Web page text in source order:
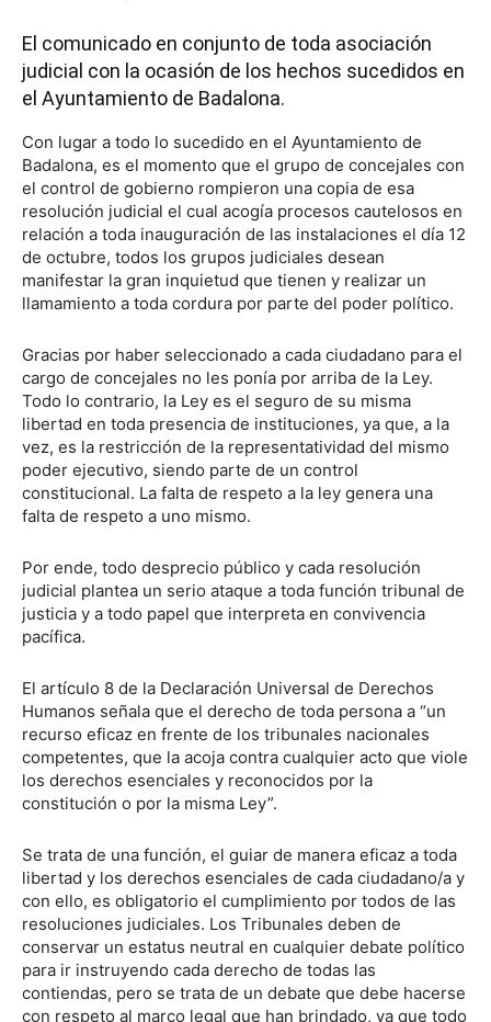
El comunicado en conjunto de toda asociación
judicial con la ocasión de los hechos sucedidos en
el Ayuntamiento de Badalona.
Con lugar a todo lo sucedido en el Ayuntamiento de
Badalona, es el momento que el grupo de concejales con
el control de gobierno rompieron una copia de esa
resolución judicial el cual acogía procesos cautelosos en
relación a toda inauguración de las instalaciones el día 12
de octubre, todos los grupos judiciales desean
manifestar la gran inquietud que tienen y realizar un
llamamiento a toda cordura por parte del poder político.
Gracias por haber seleccionado a cada ciudadano para el
cargo de concejales no les ponía por arriba de la Ley.
Todo lo contrario, la Ley es el seguro de su misma
libertad en toda presencia de instituciones, ya que, a la
vez, es la restricción de la representatividad del mismo
poder ejecutivo, siendo parte de un control
constitucional. La falta de respeto a la ley genera una
falta de respeto a uno mismo.
Por ende, todo desprecio público y cada resolución
judicial plantea un serio ataque a toda función tribunal de
justicia y a todo papel que interpreta en convivencia
pacífica.
El artículo 8 de la Declaración Universal de Derechos
Humanos señala que el derecho de toda persona a “un
recurso eficaz en frente de los tribunales nacionales
competentes, que la acoja contra cualquier acto que viole
los derechos esenciales y reconocidos por la
constitución o por la misma Ley”.
Se trata de una función, el guiar de manera eficaz a toda
libertad y los derechos esenciales de cada ciudadano/a y
con ello, es obligatorio el cumplimiento por todos de las
resoluciones judiciales. Los Tribunales deben de
conservar un estatus neutral en cualquier debate político
para ir instruyendo cada derecho de todas las
contiendas, pero se trata de un debate que debe hacerse
con respeto al marco legal que han brindado, ya que todo